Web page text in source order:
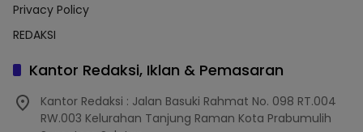
Privacy Policy
REDAKSI
Kantor Redaksi, Iklan & Pemasaran
Kantor Redaksi : Jalan Basuki Rahmat No. 098 RT.004
RW.003 Kelurahan Tanjung Raman Kota Prabumulih